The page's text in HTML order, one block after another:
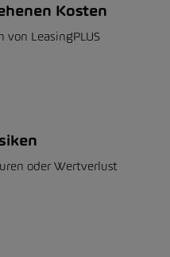
Kosten
LeasingPLUS
oder Wertverlust